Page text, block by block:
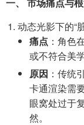
动态光影下的“
痛点 ：角色
或不符合美
原因 ：传统
卡通渲染需
眼窝处过于
然。